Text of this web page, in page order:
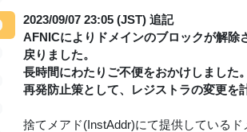
2023/09/07 23:05 (JST) 追記
AFNICによりドメインのブロックが解
戻りました。
長時間にわたりご不便をおかけしました。
再発防止策として、レジストラの変更を
捨てメアド(InstAddr)にて提供している